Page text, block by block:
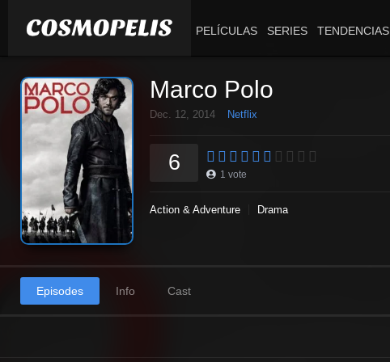
PELÍCULAS SERIES TENDENCIAS
Marco Polo
Dec. 12, 2014 Netflix
6 1 vote
Action & Adventure Drama
Episodes Info Cast